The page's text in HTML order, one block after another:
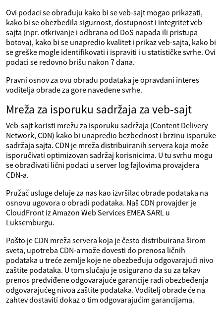
Ovi podaci se obrađuju kako bi se veb-sajt mogao prikazati,
kako bi se obezbedila sigurnost, dostupnost i integritet veb-
sajta (npr. otkrivanje i odbrana od DoS napada ili pristupa
botova), kako bi se unapredio kvalitet i prikaz veb-sajta, kako bi
se greške mogle identifikovati i ispraviti i u statističke svrhe. Ovi
podaci se redovno brišu nakon 7 dana.
Pravni osnov za ovu obradu podataka je opravdani interes
voditelja obrade za gore navedene svrhe.
Mreža za isporuku sadržaja za veb‑sajt
Veb-sajt koristi mrežu za isporuku sadržaja (Content Delivery
Network, CDN) kako bi unapredio bezbednost i brzinu isporuke
sadržaja sajta. CDN je mreža distribuiranih servera koja može
isporučivati optimizovan sadržaj korisnicima. U tu svrhu mogu
se obrađivati lični podaci u server log fajlovima provajdera
CDN‑a.
Pružač usluge deluje za nas kao izvršilac obrade podataka na
osnovu ugovora o obradi podataka. Naš CDN provajder je
CloudFront iz Amazon Web Services EMEA SARL u
Luksemburgu.
Pošto je CDN mreža servera koja je često distribuirana širom
sveta, upotreba CDN‑a može dovesti do prenosa ličnih
podataka u treće zemlje koje ne obezbeđuju odgovarajući nivo
zaštite podataka. U tom slučaju je osigurano da su za takav
prenos predviđene odgovarajuće garancije radi obezbeđenja
odgovarajućeg nivoa zaštite podataka. Voditelj obrade će na
zahtev dostaviti dokaz o tim odgovarajućim garancijama.